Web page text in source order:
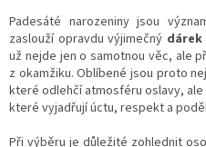
íí
Padesáté narozeniny jsou
zaslouží opravdu výjimečný dárek
už nejde jen o samotnou věc, ale
z okamžiku. Oblíbené jsou proto
které odlehčí atmosféru oslavy,
které vyjadřují úctu, respekt a
Při výběru je důležité zohlednit